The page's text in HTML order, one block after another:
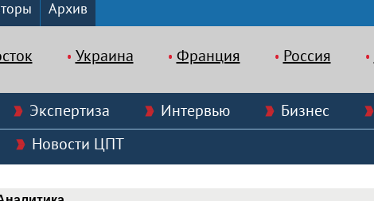
Архив
Украина Франция Россия
Экспертиза Интервью Бизнес
Новости ЦПТ